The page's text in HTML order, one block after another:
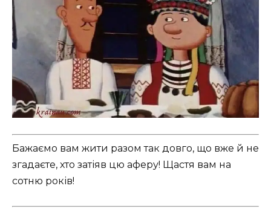
Бажаємо вам жити разом так довго, що вже й не
згадаєте, хто затіяв цю аферу! Щастя вам на
сотню років!